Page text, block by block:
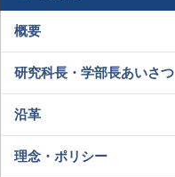
概要
研究科長・学部長あいさつ
沿革
理念・ポリシー